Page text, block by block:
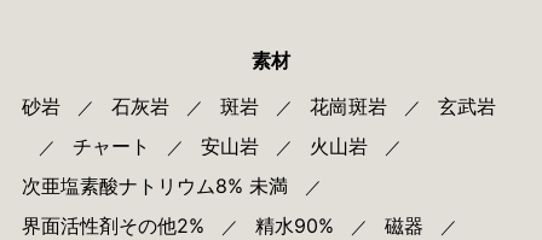
素材
砂岩／ 石灰岩／ 斑岩／ 花崗斑岩／ 玄武岩
／ チャート ／ 安山岩／ 火山岩／
次亜塩素酸ナトリウム8% 未満 ／
界面活性剤その他2% ／ 精水90% ／ 磁器 ／